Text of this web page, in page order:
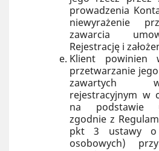
prowadzenia
niewyrażenie
zawarcia
Rejestrację i
Klient powinien
przetwarzanie
zawartych
rejestracyjnym w
na podstawie
zgodnie z
pkt 3 ustawy o
osobowych)